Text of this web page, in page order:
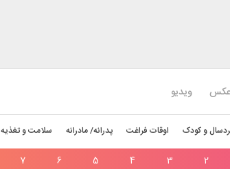
عکس ویدیو
و کودک اوقات فراغت پدرانه/ مادرانه سلامت و تغذیه
2
3
4
5
6
7